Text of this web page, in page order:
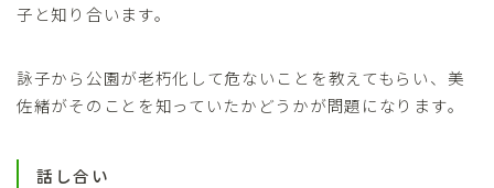
子と知り合います。
詠子から公園が老朽化して危ないことを教えてもらい、美
佐緒がそのことを知っていたかどうかが問題になります。
話し合い